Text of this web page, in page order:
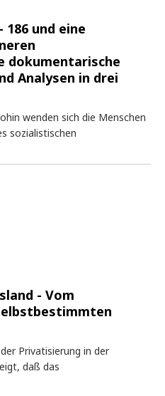
186 und eine
dokumentarische
Analysen in drei
wenden sich die Menschen
sozialistischen
- Vom
Privatisierung in der
daß das